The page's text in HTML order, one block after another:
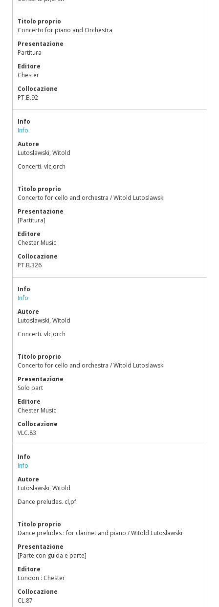
Titolo proprio
Concerto for piano and Orchestra
Presentazione
Partitura
Editore
Chester
Collocazione
PT.B.92
Info
Info
Autore
Lutoslawski, Witold
Concerti. vlc,orch
Titolo proprio
Concerto for cello and orchestra / Witold Lutoslawski
Presentazione
[Partitura]
Editore
Chester Music
Collocazione
PT.B.326
Info
Info
Autore
Lutoslawski, Witold
Concerti. vlc,orch
Titolo proprio
Concerto for cello and orchestra / Witold Lutoslawski
Presentazione
Solo part
Editore
Chester Music
Collocazione
VLC.83
Info
Info
Autore
Lutoslawski, Witold
Dance preludes. cl,pf
Titolo proprio
Dance preludes : for clarinet and piano / Witold Lutoslawski
Presentazione
[Parte con guida e parte]
Editore
London : Chester
Collocazione
CL.87